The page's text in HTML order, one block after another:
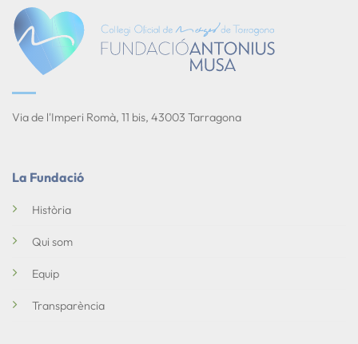
Via de l'Imperi Romà, 11 bis, 43003 Tarragona
La Fundació
Història
Qui som
Equip
Transparència